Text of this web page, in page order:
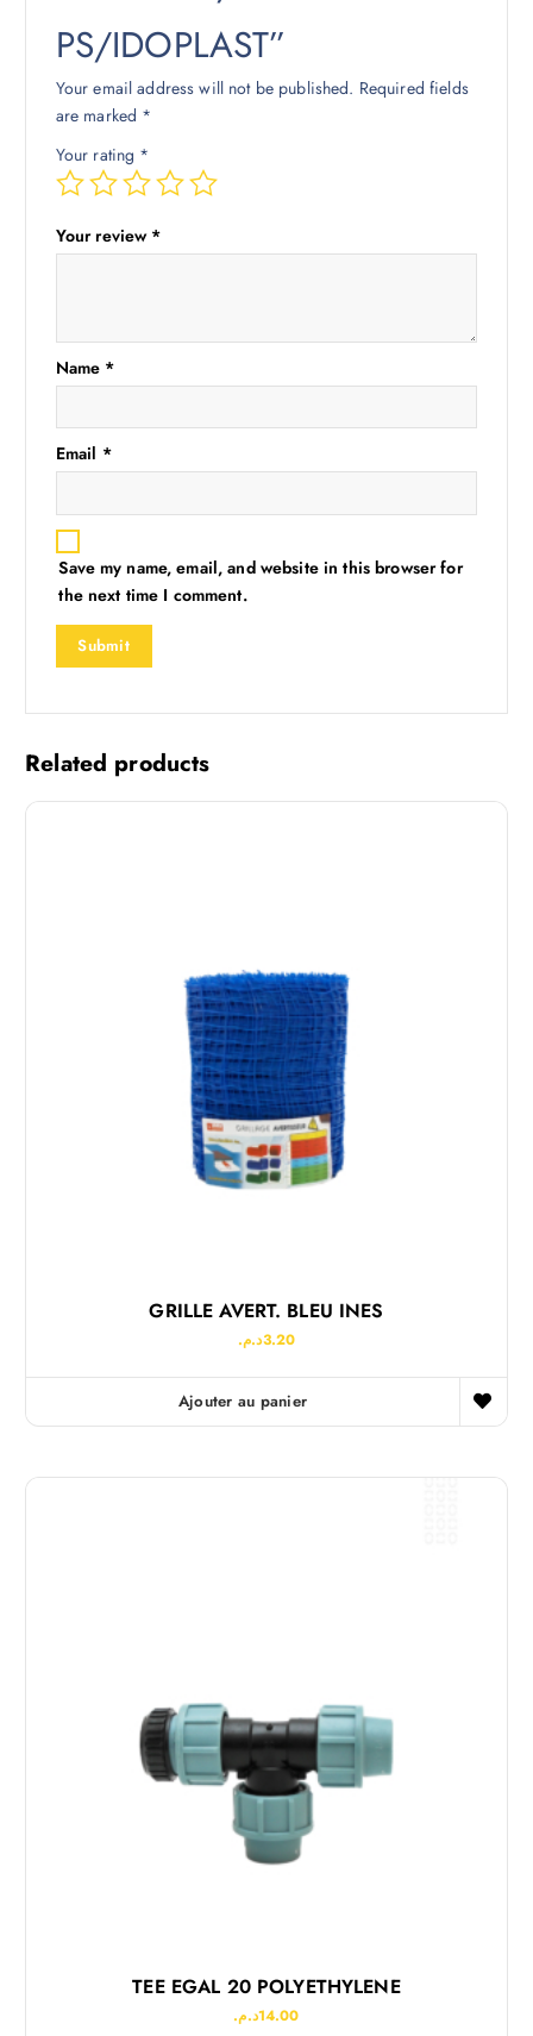
PS/IDOPLAST”
Your email address will not be published. Required fields
are marked *
Your rating *
Your review *
Name *
Email *
Save my name, email, and website in this browser for
the next time I comment.
Related products
GRILLE AVERT. BLEU INES
3.20د.م.
Ajouter au panier
TEE EGAL 20 POLYETHYLENE
14.00د.م.